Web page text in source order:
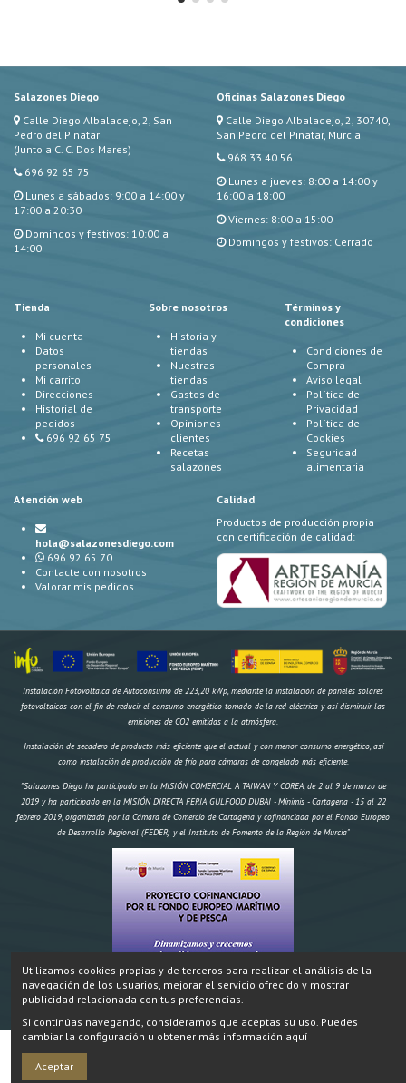
Salazones Diego
Calle Diego Albaladejo, 2, San
Pedro del Pinatar
(Junto a C. C. Dos Mares)
696 92 65 75
Lunes a sábados: 9:00 a 14:00 y
17:00 a 20:30
Domingos y festivos: 10:00 a
14:00
Oficinas Salazones Diego
Calle Diego Albaladejo, 2, 30740,
San Pedro del Pinatar, Murcia
968 33 40 56
Lunes a jueves: 8:00 a 14:00 y
16:00 a 18:00
Viernes: 8:00 a 15:00
Domingos y festivos: Cerrado
Tienda
Mi cuenta
Datos
personales
Mi carrito
Direcciones
Historial de
pedidos
696 92 65 75
Sobre nosotros
Historia y
tiendas
Nuestras
tiendas
Gastos de
transporte
Opiniones
clientes
Recetas
salazones
Términos y
condiciones
Condiciones de
Compra
Aviso legal
Política de
Privacidad
Política de
Cookies
Seguridad
alimentaria
Atención web
hola@salazonesdiego.com
696 92 65 70
Contacte con nosotros
Valorar mis pedidos
Calidad
Productos de producción propia
con certificación de calidad:
Instalación Fotovoltaica de Autoconsumo de 223,20 kWp, mediante la instalación de paneles solares
fotovoltaicos con el fin de reducir el consumo energético tomado de la red eléctrica y así disminuir las
emisiones de CO2 emitidas a la atmósfera.
Instalación de secadero de producto más eficiente que el actual y con menor consumo energético, así
como instalación de producción de frío para cámaras de congelado más eficiente.
"Salazones Diego ha participado en la MISIÓN COMERCIAL A TAIWAN Y COREA, de 2 al 9 de marzo de
2019 y ha participado en la MISIÓN DIRECTA FERIA GULFOOD DUBAI - Mínimis - Cartagena - 15 al 22
febrero 2019, organizada por la Cámara de Comercio de Cartagena y cofinanciada por el Fondo Europeo
de Desarrollo Regional (FEDER) y el Instituto de Fomento de la Región de Murcia"
"Construcción de un secadero artificial y dos obradores climatizados, IMPORTE AYUDA
174.970,18 € FEMP 58.695,96€ CARM 19.564,99€ Total 78.259,95€" Proyecto cofinanciado por el Fondo
Europeo Marítimo y de Pesca.
Utilizamos cookies propias y de terceros para realizar el análisis de la
navegación de los usuarios, mejorar el servicio ofrecido y mostrar
publicidad relacionada con tus preferencias.
Si continúas navegando, consideramos que aceptas su uso. Puedes
cambiar la configuración u obtener más información aquí
Aceptar